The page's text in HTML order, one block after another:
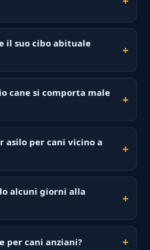
il suo cibo abituale
cane si comporta male
asilo per cani vicino a
alcuni giorni alla
per cani anziani?